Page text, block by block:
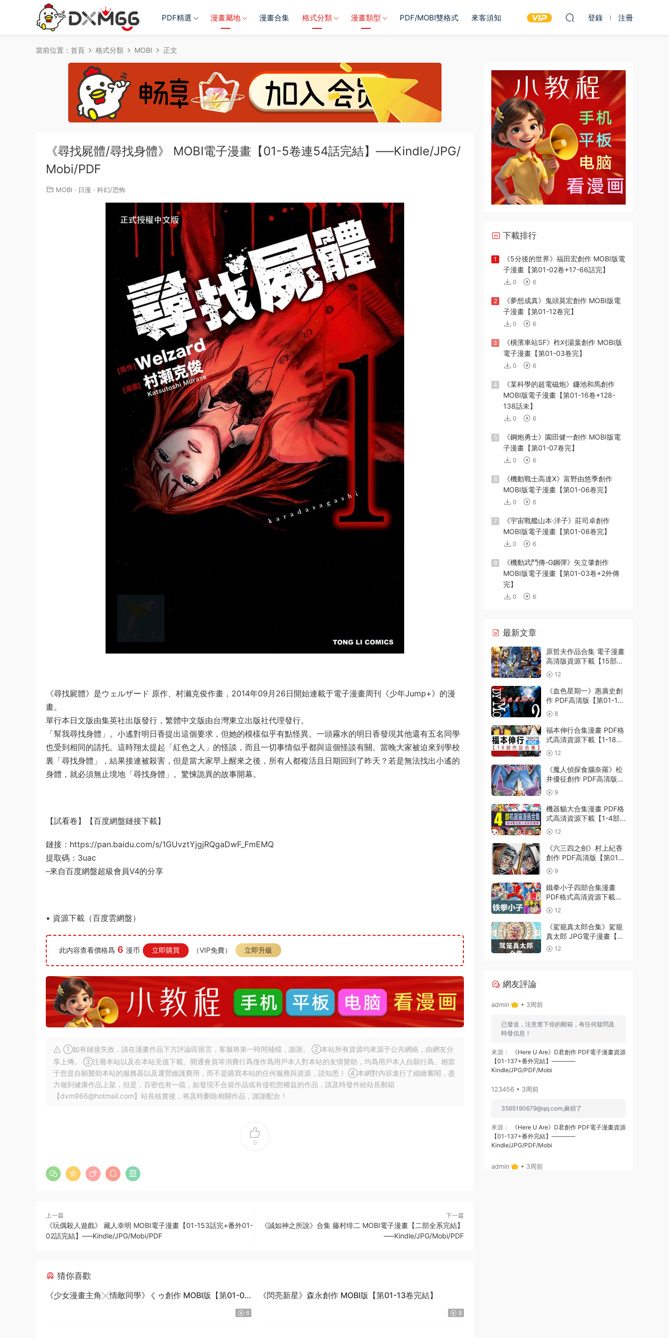
PDF精選 漫畫屬地 漫畫合集 格式分類 漫畫類型 PDF/MOBI雙格式 來客須知 登錄 注冊
當前位置： 首頁 格式分類 MOBI 正文
《尋找屍體/尋找身體》 MOBI電子漫畫【01-5卷連54話完結】—–Kindle/JPG/
Mobi/PDF
MOBI · 日漫 · 科幻/恐怖
《尋找屍體》是ウェルザード 原作、村濑克俊作畫，2014年09月26日開始連載于電子漫畫周刊《少年Jump+》的漫
畫。
單行本日文版由集英社出版發行，繁體中文版由台灣東立出版社代理發行。
「幫我尋找身體」。小遙對明日香提出這個要求，但她的模樣似乎有點怪異。一頭霧水的明日香發現其他還有五名同學
也受到相同的請托。這時翔太提起「紅色之人」的怪談，而且一切事情似乎都與這個怪談有關。當晚大家被迫來到學校
裏「尋找身體」，結果接連被殺害，但是當大家早上醒來之後，所有人都複活且日期回到了昨天？若是無法找出小遙的
身體，就必須無止境地「尋找身體」。驚悚詭異的故事開幕。
【試看卷】【百度網盤鏈接下載】
鏈接：https://pan.baidu.com/s/1GUvztYjgjRQgaDwF_FmEMQ
提取碼：3uac
–來自百度網盤超級會員V4的分享
• 資源下載（百度雲網盤）
此内容查看價格爲 6 漫币 立即購買 （VIP免費） 立即升級
①如有鏈接失效，請在漫畫作品下方評論區留言，客服将第一時間補檔，謝謝。 ②本站所有資源均來源于公共網絡，由網友分
享上傳。 ③注冊本站以及在本站充值下載、開通會員等消費行爲僅作爲用戶本人對本站的友情贊助，均爲用戶本人自願行爲。相當
于您是自願贊助本站的服務器以及運營維護費用，而不是購買本站的任何服務與資源，請知悉！ ④本網對内容進行了細緻審閱，盡
力做到健康作品上架，但是，百密也有一疏，如發現不合規作品或有侵犯您權益的作品，請及時發件給站長郵箱
【dxm966@hotmail.com】站長核實後，将及時删除相關作品，謝謝配合！
0
上一篇
《玩偶殺人遊戲》 藏人幸明 MOBI電子漫畫【01-153話完+番外01-
02話完結】—–Kindle/JPG/Mobi/PDF
下一篇
《誠如神之所說》合集 藤村绯二 MOBI電子漫畫【二部全系完結】
—–Kindle/JPG/Mobi/PDF
猜你喜歡
《少女漫畫主角╳情敵同學》くゥ創作 MOBI版【第01-04
6
《閃亮新星》森永創作 MOBI版【第01-13卷完結】
8
下載排行
1
《5分後的世界》福田宏創作 MOBI版電
子漫畫【第01-02卷+17-66話完】
0 6
2
《夢想成真》鬼頭莫宏創作 MOBI版電
子漫畫【第01-12卷完】
0 6
3
《橫濱車站SF》柞刈湯葉創作 MOBI版
電子漫畫【第01-03卷完】
0 6
4
《某科學的超電磁炮》鐮池和馬創作
MOBI版電子漫畫【第01-16卷+128-
138話未】
0 6
5
《鋼炮勇士》園田健一創作 MOBI版電
子漫畫【第01-07卷完】
0 6
6
《機動戰士高達X》富野由悠季創作
MOBI版電子漫畫【第01-06卷完】
0 6
7
《宇宙戰艦山本·洋子》莊司卓創作
MOBI版電子漫畫【第01-08卷完】
0 6
8
《機動武鬥傳-G鋼彈》矢立肇創作
MOBI版電子漫畫【第01-03卷+2外傳
完】
0 6
最新文章
原哲夫作品合集 電子漫畫
高清版資源下載【15部合
集完結】【PDF格式】
【電子版漫畫】
12
《血色星期一》惠廣史創
作 PDF高清版【第01-11
卷完結】
8
福本伸行合集漫畫 PDF格
式高清資源下載【1-18部
完結】Kindle電子漫畫資
源精品
12
《魔人偵探食腦奈羅》松
井優征創作 PDF高清版
【第01-23卷完結】
9
機器貓大合集漫畫 PDF格
式高清資源下載【1-4部
合集完結】Kindle電子漫
畫資源精品
12
《六三四之劍》村上紀香
創作 PDF高清版【第01-
24卷完結】
9
鐵拳小子四部合集漫畫
PDF格式高清資源下載
【1-4部合集完結】Kindle
電子漫畫資源精品
12
《駕籠真太郎合集》駕籠
真太郎 JPG電子漫畫【全
系完結】————
12
網友評論
admin • 3周前
已發送，注意查下你的郵箱，有任何疑問及
時發信息！
來源：
《Here U Are》D君創作 PDF電子漫畫資源
【01-137+番外完結】————
Kindle/JPG/PDF/Mobi
123456 • 3周前
3565190679@qq.com,麻煩了
來源：
《Here U Are》D君創作 PDF電子漫畫資源
【01-137+番外完結】————
Kindle/JPG/PDF/Mobi
admin • 3周前